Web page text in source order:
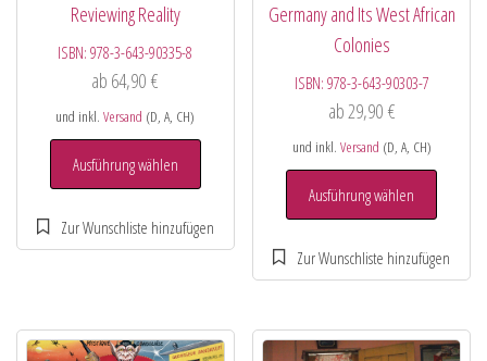
Reviewing Reality
ISBN:978-3-643-90335-8
ab 64,90€
und inkl.Versand (D, A, CH)
Ausführung wählen
Germany and Its West African
Colonies
ISBN: 978-3-643-90303-7
ab29,90 €
und inkl. Versand (D, A, CH)
Ausführung wählen